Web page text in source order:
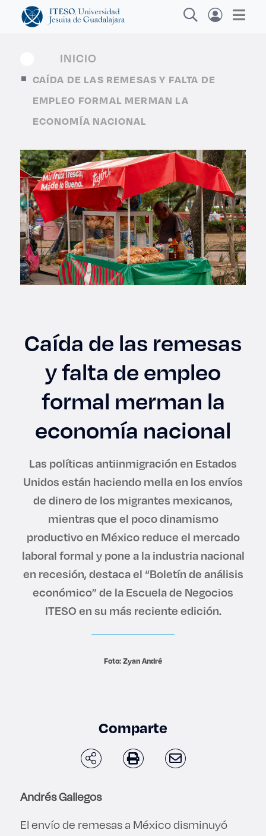
Explora sitios web, programas académicos,
actividades y noticias
Diplomados y Cu|
Enlaces de interés
Becas
Graduaciones
CRUCE
Derecho
Lo más buscado
Carreras
Derecho
Prepa ITESO
INICIO
CAÍDA DE LAS REMESAS Y FALTA DE
EMPLEO FORMAL MERMAN LA
ECONOMÍA NACIONAL
Caída de las remesas
y falta de empleo
formal merman la
economía nacional
Las políticas antiinmigración en Estados
Unidos están haciendo mella en los envíos
de dinero de los migrantes mexicanos,
mientras que el poco dinamismo
productivo en México reduce el mercado
laboral formal y pone a la industria nacional
en recesión, destaca el “Boletín de análisis
económico” de la Escuela de Negocios
ITESO en su más reciente edición.
Foto: Zyan André
Comparte
Andrés Gallegos
El envío de remesas a México disminuyó